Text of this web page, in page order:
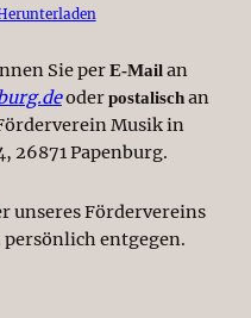
Sie perE-Mailan
oderpostalischan
Musik in
26871 Papenburg.
unseres Fördervereins
entgegen.